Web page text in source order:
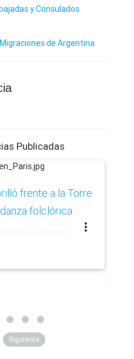
y Consulados
Migraciones de Argentina
Publicadas
frente a la Torre
folclórica
more_vert
Siguiente